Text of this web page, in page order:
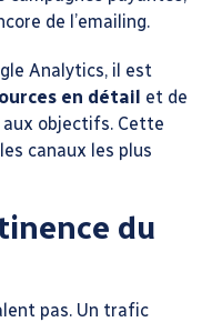
de l’emailing.
Analytics, il est
en détail et de
objectifs. Cette
canaux les plus
du
pas. Un trafic